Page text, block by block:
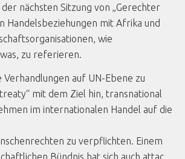
nächsten Sitzung von „Gerechter
Handelsbeziehungen mit Afrika und
wie
zu referieren.
Verhandlungen auf UN-Ebene zu
mit dem Ziel hin, transnational
im internationalen Handel auf die
zu verpflichten. Einem
Bündnis hat sich auch attac